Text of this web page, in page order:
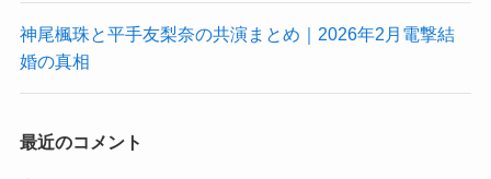
神尾楓珠と平手友梨奈の共演まとめ｜2026年2月電撃結
婚の真相
最近のコメント